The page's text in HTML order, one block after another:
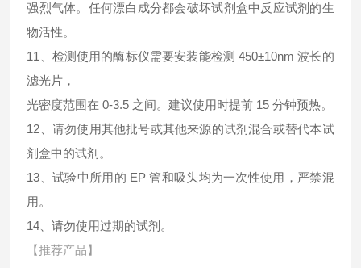
强烈气体。任何漂白成分都会破坏试剂盒中反应试剂的生
物活性。
11、检测使用的酶标仪需要安装能检测 450±10nm 波长的
滤光片，
光密度范围在 0-3.5 之间。建议使用时提前 15 分钟预热。
12、请勿使用其他批号或其他来源的试剂混合或替代本试
剂盒中的试剂。
13、试验中所用的 EP 管和吸头均为一次性使用，严禁混
用。
14、请勿使用过期的试剂。
【推荐产品】